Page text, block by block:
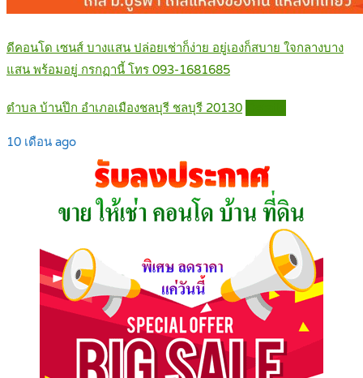
ดีคอนโด เซนส์ บางแสน ปล่อยเช่าก็ง่าย อยู่เองก็สบาย ใจกลางบาง
แสน พร้อมอยู่ กรกฏานี้ โทร 093-1681685
ตำบล บ้านปึก อำเภอเมืองชลบุรี ชลบุรี 20130
10 เดือน ago